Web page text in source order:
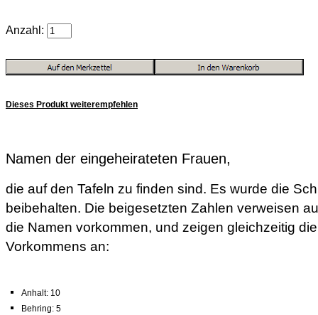
Anzahl:
Dieses Produkt weiterempfehlen
Namen der eingeheirateten Frauen,
die auf den Tafeln zu finden sind. Es wurde die
beibehalten. Die beigesetzten Zahlen verweisen
die Namen vorkommen, und zeigen gleichzeitig
Vorkommens an:
Anhalt: 10
Behring: 5